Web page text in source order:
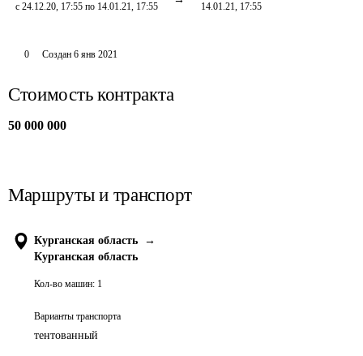
с 24.12.20, 17:55 по 14.01.21, 17:55
14.01.21, 17:55
0 Создан 6 янв 2021
Стоимость контракта
50 000 000
Маршруты и транспорт
Курганская область
→
Курганская область
Кол-во машин: 1
Варианты транспорта
тентованный